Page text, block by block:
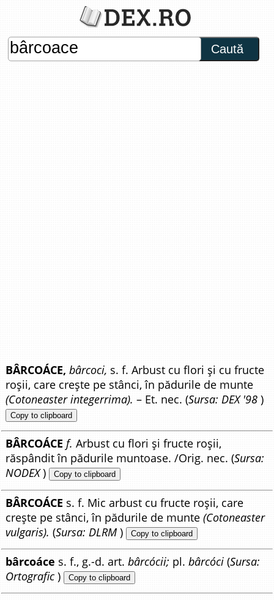
Caută
BÂRCOÁCE, bârcoci, s. f. Arbust cu flori și cu fructe
roșii, care crește pe stânci, în pădurile de munte
(Cotoneaster integerrima). – Et. nec. (Sursa: DEX '98 )
Copy to clipboard
BÂRCOÁCE f. Arbust cu flori și fructe roșii,
răspândit în pădurile muntoase. /Orig. nec. (Sursa:
NODEX) Copy to clipboard
BÂRCOÁCE s. f. Mic arbust cu fructe roșii, care
crește pe stânci, în pădurile de munte(Cotoneaster
vulgaris). (Sursa: DLRM ) Copy to clipboard
bârcoáce s. f., g.-d. art.bârcócii; pl.bârcóci (Sursa:
Ortografic ) Copy to clipboard